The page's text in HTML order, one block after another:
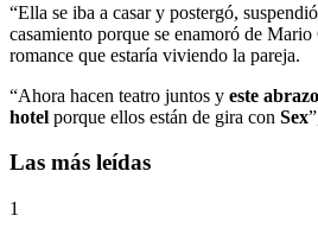
“Ella se iba a casar y postergó,
casamiento porque se enamoró de
romance que estaría viviendo la pareja.
“Ahora hacen teatro juntos y este
hotel porque ellos están de gira con Sex
Las más leídas
1